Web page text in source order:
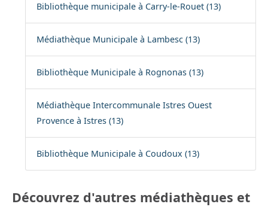
Bibliothèque municipale à Carry-le-Rouet (13)
Médiathèque Municipale à Lambesc (13)
Bibliothèque Municipale à Rognonas (13)
Médiathèque Intercommunale Istres Ouest
Provence à Istres (13)
Bibliothèque Municipale à Coudoux (13)
Découvrez d'autres médiathèques et